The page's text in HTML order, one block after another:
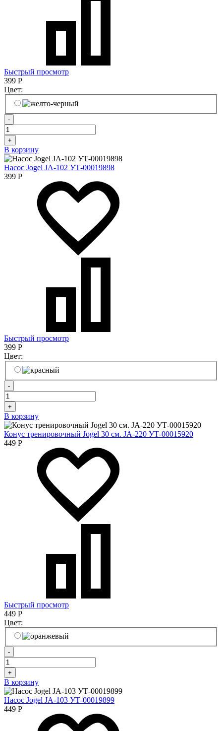
Быстрый просмотр
399 Р
Цвет:
-
+
В корзину
Насос Jogel JA-102 УТ-00019898
399 Р
Быстрый просмотр
399 Р
Цвет:
-
+
В корзину
Конус тренировочный Jogel 30 см. JA-220 УТ-00015920
449 Р
Быстрый просмотр
449 Р
Цвет:
-
+
В корзину
Насос Jogel JA-103 УТ-00019899
449 Р